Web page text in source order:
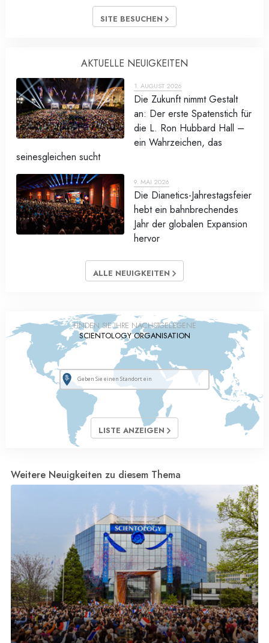
SITE BESUCHEN
AKTUELLE NEUIGKEITEN
1. AUGUST 2026
Die Zukunft nimmt Gestalt
an: Der erste Spatenstich für
die L. Ron Hubbard Hall –
ein Wahrzeichen, das
seinesgleichen sucht
9. MAI 2026
Die Dianetics-Jahrestagsfeier
hebt ein bahnbrechendes
Jahr der globalen Expansion
hervor
ALLE NEUIGKEITEN
FINDEN SIE IHRE NÄCHSTGELEGENE
SCIENTOLOGY ORGANISATION
LISTE ANZEIGEN
Weitere Neuigkeiten zu diesem Thema